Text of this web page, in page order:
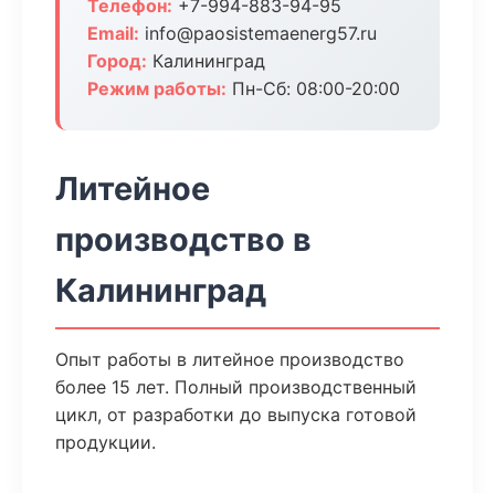
Телефон: +7-994-883-94-95
Email: info@paosistemaenerg57.ru
Город: Калининград
Режим работы: Пн-Сб: 08:00-20:00
Литейное
производство в
Калининград
Опыт работы в литейное производство
более 15 лет. Полный производственный
цикл, от разработки до выпуска готовой
продукции.